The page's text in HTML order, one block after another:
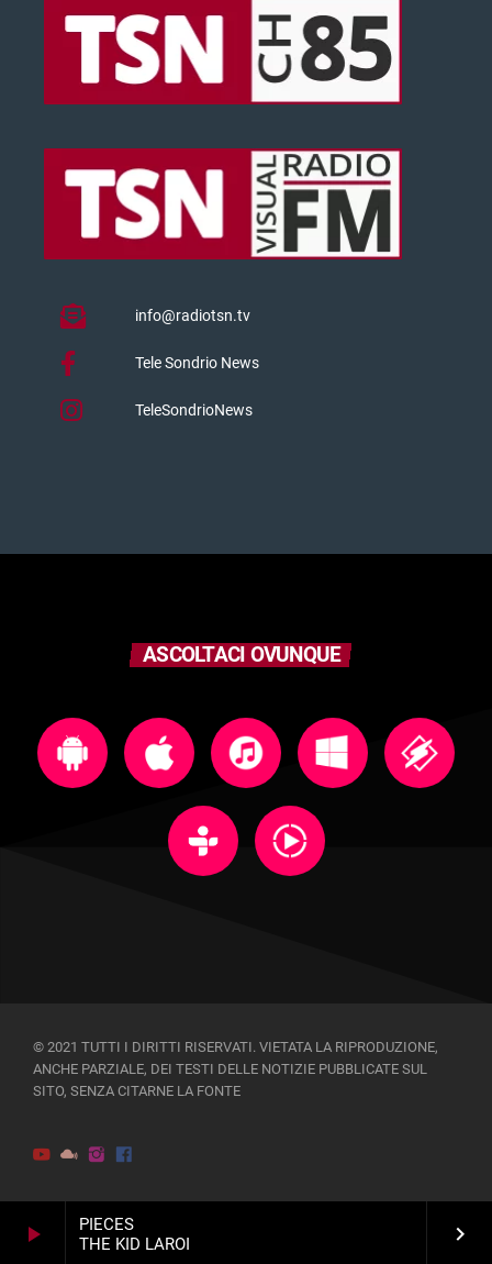
play_arrow
PIECES
THE KID LAROI
keyboard_arrow_right
info@radiotsn.tv
Tele Sondrio News
TeleSondrioNews
ASCOLTACI OVUNQUE
© 2021 TUTTI I DIRITTI RISERVATI. VIETATA LA RIPRODUZIONE,
ANCHE PARZIALE, DEI TESTI DELLE NOTIZIE PUBBLICATE SUL
SITO, SENZA CITARNE LA FONTE